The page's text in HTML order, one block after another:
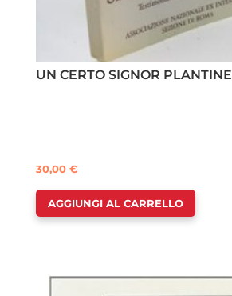
UN CERTO SIGNOR PLANTINE
30,00€
AGGIUNGI AL CARRELLO